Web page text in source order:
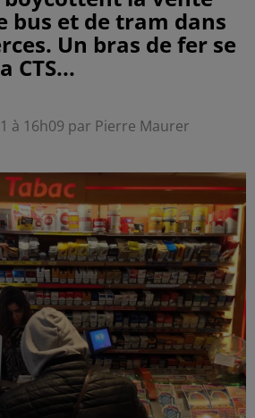
bus et de tram dans
Un bras de fer se
CTS...
à 16h09 par Pierre Maurer